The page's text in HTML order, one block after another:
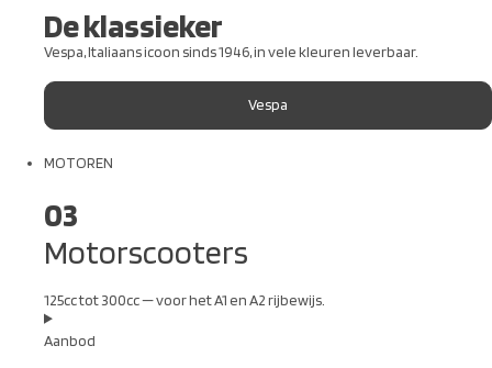
De klassieker
Vespa, Italiaans icoon sinds 1946, in vele kleuren leverbaar.
Vespa
MOTOREN
03
Motorscooters
125cc tot 300cc — voor het A1 en A2 rijbewijs.
Aanbod